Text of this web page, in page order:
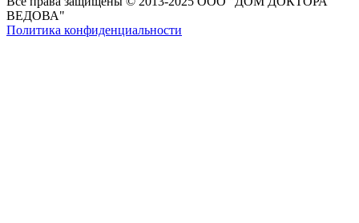
ВЕДОВА"
Политика конфиденциальности